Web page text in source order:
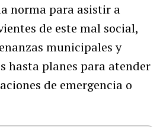
norma para asistir a
de este mal social,
municipales y
hasta planes para atender
de emergencia o